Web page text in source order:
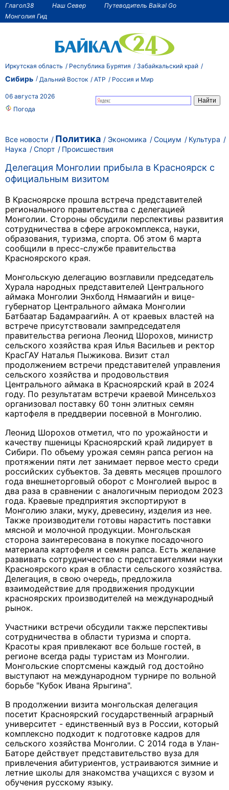
Глагол38 Наш Север
Путеводитель Baikal Go
Монголия Гид
Иркутская область Республика Бурятия Забайкальский край
Сибирь Дальний Восток АТР Россия и Мир
06 августа 2026
Погода
Все новости Политика Экономика Социум
Культура
Наука
Спорт Происшествия
Делегация Монголии прибыла в Красноярск с
официальным визитом
В Красноярске прошла встреча представителей
регионального правительства с делегацией
Монголии. Стороны обсудили перспективы развития
сотрудничества в сфере агрокомплекса, науки,
образования, туризма, спорта. Об этом 6 марта
сообщили в пресс-службе правительства
Красноярского края.
Монгольскую делегацию возглавили председатель
Хурала народных представителей Центрального
аймака Монголии Энхболд Нямаагийн и вице-
губернатор Центрального аймака Монголии
Батбаатар Бадамраагийн. А от краевых властей на
встрече присутствовали зампредседателя
правительства региона Леонид Шорохов, министр
сельского хозяйства края Илья Васильев и ректор
КрасГАУ Наталья Пыжикова. Визит стал
продолжением встречи представителей управления
сельского хозяйства и продовольствия
Центрального аймака в Красноярский край в 2024
году. По результатам встречи краевой Минсельхоз
организовал поставку 60 тонн элитных семян
картофеля в преддверии посевной в Монголию.
Леонид Шорохов отметил, что по урожайности и
качеству пшеницы Красноярский край лидирует в
Сибири. По объему урожая семян рапса регион на
протяжении пяти лет занимает первое место среди
российских субъектов. За девять месяцев прошлого
года внешнеторговый оборот с Монголией вырос в
два раза в сравнении с аналогичным периодом 2023
года. Краевые предприятия экспортируют в
Монголию злаки, муку, древесину, изделия из нее.
Также производители готовы нарастить поставки
мясной и молочной продукции. Монгольская
сторона заинтересована в покупке посадочного
материала картофеля и семян рапса. Есть желание
развивать сотрудничество с представителями науки
Красноярского края в области сельского хозяйства.
Делегация, в свою очередь, предложила
взаимодействие для продвижения продукции
красноярских производителей на международный
рынок.
Участники встречи обсудили также перспективы
сотрудничества в области туризма и спорта.
Красоты края привлекают все больше гостей, в
регионе всегда рады туристам из Монголии.
Монгольские спортсмены каждый год достойно
выступают на международном турнире по вольной
борьбе "Кубок Ивана Ярыгина".
В продолжении визита монгольская делегация
посетит Красноярский государственный аграрный
университет - единственный вуз в России, который
комплексно подходит к подготовке кадров для
сельского хозяйства Монголии. С 2014 года в Улан-
Баторе действует представительство вуза для
привлечения абитуриентов, устраиваются зимние и
летние школы для знакомства учащихся с вузом и
обучения русскому языку.